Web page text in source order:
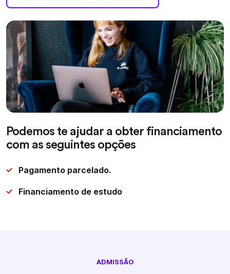
Podemos te ajudar a obter financiamento
com as seguintes opções
Pagamento parcelado.
Financiamento de estudo
ADMISSÃO